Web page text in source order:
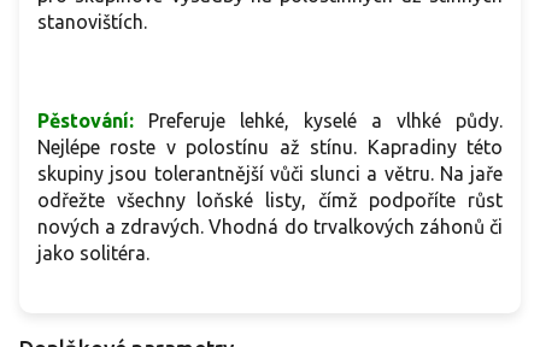
stanovištích.
Pěstování:
Preferuje lehké, kyselé a vlhké půdy.
Nejlépe roste v polostínu až stínu. Kapradiny této
skupiny jsou tolerantnější vůči slunci a větru. Na jaře
odřežte všechny loňské listy, čímž podpoříte růst
nových a zdravých. Vhodná do trvalkových záhonů či
jako solitéra.